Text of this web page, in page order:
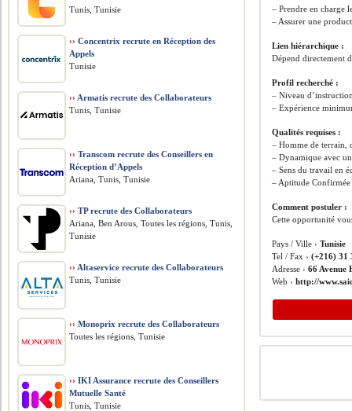
– Prendre en charge
– Assurer une
Lien hiérarchique :
Dépend directement
Profil recherché :
– Niveau
– Expérience
Qualités requises :
– Homme de terrain,
– Dynamique avec
– Sens du travail en
– Aptitude
Comment postuler :
Cette opportunité
Pays / Ville ›Tunisie
Tel / Fax ›(+216) 31
Adresse ›66 Avenue
Web ›http://
Tunis, Tunisie
›› Concentrix recrute en Réception des
Appels
Tunisie
›› Armatis recrute des Collaborateurs
Tunis, Tunisie
›› Transcom recrute des Conseillers en
Réception d’Appels
Ariana, Tunis, Tunisie
›› TP recrute des Collaborateurs
Ariana, Ben Arous, Toutes les régions, Tunis,
Tunisie
›› Altaservice recrute des Collaborateurs
Tunis, Tunisie
›› Monoprix recrute des Collaborateurs
Toutes les régions, Tunisie
›› IKI Assurance recrute des Conseillers
Mutuelle Santé
Tunis, Tunisie